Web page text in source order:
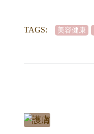
TAGS: 美容健康